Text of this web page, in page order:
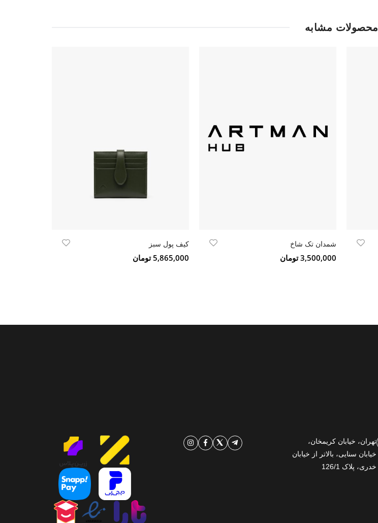
محصولات مشابه
شمدان تک شاخ
3,500,000 تومان
کیف پول سبز
5,865,000 تومان
تهران، خیابان کریمخان،
خیابان سنایی، بالاتر از خیابان
خدری، پلاک 126/1